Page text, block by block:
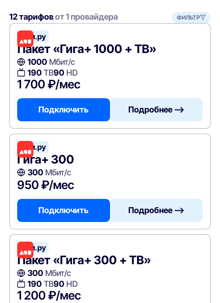
12 тарифовот 1 провайдера ФИЛЬТР
Дом.ру
Пакет «Гига+ 1000 + ТВ»
1000Мбит/с
190ТВ90HD
1 700 ₽/мес
Подключить Подробнее —>
Дом.ру
Гига+ 300
300Мбит/с
950 ₽/мес
Подключить Подробнее —>
Дом.ру
Пакет «Гига+ 300 + ТВ»
300Мбит/с
190ТВ90HD
1 200 ₽/мес